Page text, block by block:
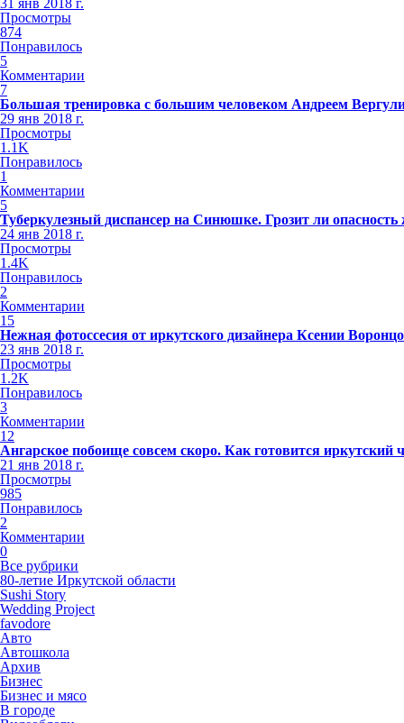
31 янв 2018 г.
Просмотры
874
Понравилось
5
Комментарии
7
Большая тренировка с большим человеком Андреем
29 янв 2018 г.
Просмотры
1.1K
Понравилось
1
Комментарии
5
Туберкулезный диспансер на Синюшке. Грозит ли опасность
24 янв 2018 г.
Просмотры
1.4K
Понравилось
2
Комментарии
15
Нежная фотоссесия от иркутского дизайнера Ксении
23 янв 2018 г.
Просмотры
1.2K
Понравилось
3
Комментарии
12
Ангарское побоище совсем скоро. Как готовится иркутский
21 янв 2018 г.
Просмотры
985
Понравилось
2
Комментарии
0
Все рубрики
80-летие Иркутской области
Sushi Story
Wedding Project
favodore
Авто
Автошкола
Архив
Бизнес
Бизнес и мясо
В городе